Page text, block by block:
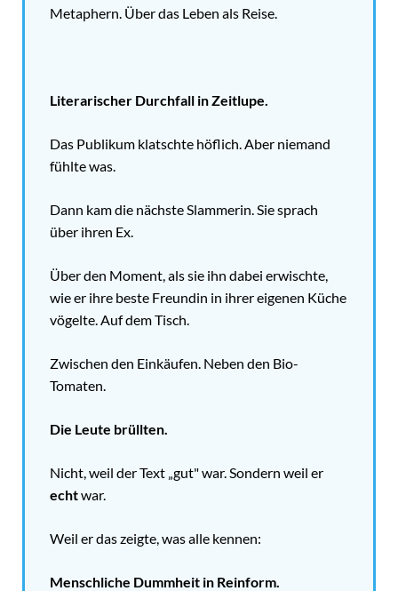
Metaphern. Über das Leben als Reise.
Literarischer Durchfall in Zeitlupe.
Das Publikum klatschte höflich. Aber niemand
fühlte was.
Dann kam die nächste Slammerin. Sie sprach
über ihren Ex.
Über den Moment, als sie ihn dabei erwischte,
wie er ihre beste Freundin in ihrer eigenen Küche
vögelte. Auf dem Tisch.
Zwischen den Einkäufen. Neben den Bio-
Tomaten.
Die Leute brüllten.
Nicht, weil der Text „gut" war. Sondern weil er
echtwar.
Weil er das zeigte, was alle kennen:
Menschliche Dummheit in Reinform.